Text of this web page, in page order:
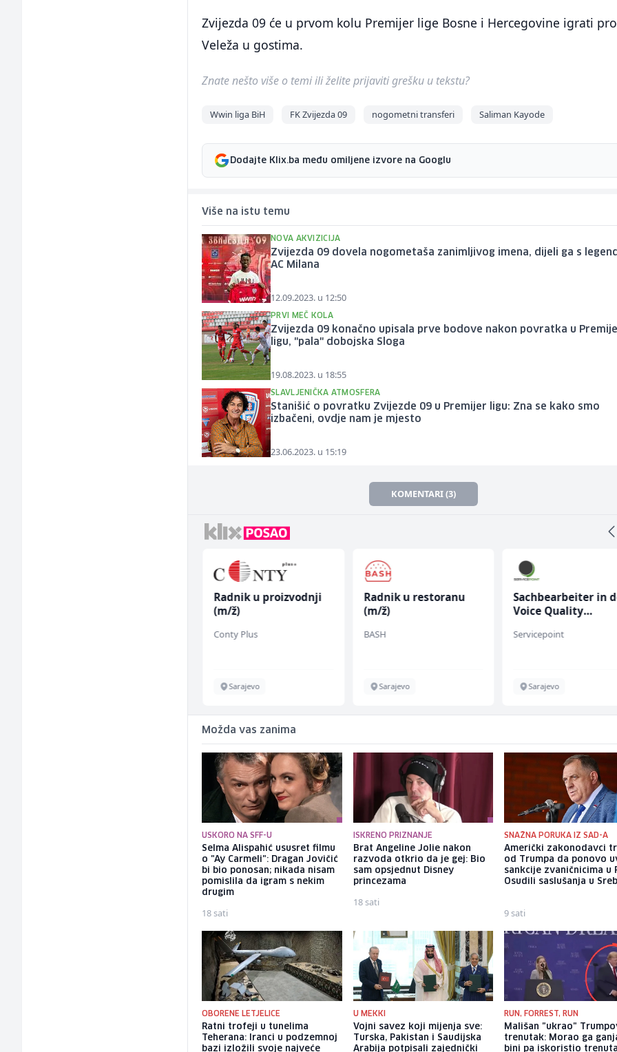
Zvijezda 09 će u prvom kolu Premijer lige Bosne i Hercegovine igrati
Veleža u gostima.
Znate nešto više o temi ili želite prijaviti grešku u tekstu?
Wwin liga BiH FK Zvijezda 09 nogometni transferi Saliman Kayode
Dodajte Klix.ba među omiljene izvore na Googlu
Više na istu temu
NOVA AKVIZICIJA
Zvijezda 09 dovela nogometaša zanimljivog imena, dijeli ga s
AC Milana
12.09.2023. u 12:50
PRVI MEČ KOLA
Zvijezda 09 konačno upisala prve bodove nakon povratka u
ligu, "pala" dobojska Sloga
19.08.2023. u 18:55
SLAVLJENIČKA ATMOSFERA
Stanišić o povratku Zvijezde 09 u Premijer ligu: Zna se kako smo
izbačeni, ovdje nam je mjesto
23.06.2023. u 15:19
KOMENTARI (3)
Radnik u proizvodnji
(m/ž)
Conty Plus
Sarajevo
Radnik u restoranu
(m/ž)
BASH
Sarajevo
Sachbearbeiter in
Voice Quality
Servicepoint
Sarajevo
Možda vas zanima
USKORO NA SFF-U
Selma Alispahić ususret filmu
o "Ay Carmeli": Dragan Jovičić
bi bio ponosan; nikada nisam
pomislila da igram s nekim
drugim
18 sati
ISKRENO PRIZNANJE
Brat Angeline Jolie nakon
razvoda otkrio da je gej: Bio
sam opsjednut Disney
princezama
18 sati
SNAŽNA PORUKA IZ SAD-A
Američki zakonodavci
od Trumpa da ponovo
sankcije zvaničnicima u
Osudili saslušanja u
9 sati
OBORENE LETJELICE
Ratni trofeji u tunelima
Teherana: Iranci u podzemnoj
bazi izložili svoje najveće
U MEKKI
Vojni savez koji mijenja sve:
Turska, Pakistan i Saudijska
Arabija potpisali zajednički
RUN, FORREST, RUN
Mališan "ukrao"
trenutak: Morao ga
bini pa iskoristio